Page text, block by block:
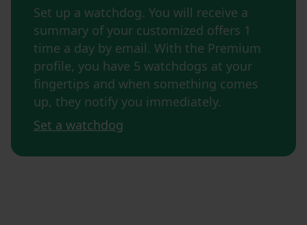
Set up a watchdog. You will receive a
summary of your customized offers 1
time a day by email. With the Premium
profile, you have 5 watchdogs at your
fingertips and when something comes
up, they notify you immediately.
Set a watchdog